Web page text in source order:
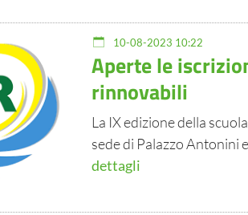
10-08-2023 10:22
Aperte le
rinnovabili
La IX edizione della
sede di Palazzo Antonini
dettagli